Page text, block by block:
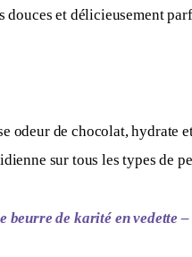
et délicieusement
odeur de chocolat, hydrate
sur tous les types de
beurre de karité en vedette